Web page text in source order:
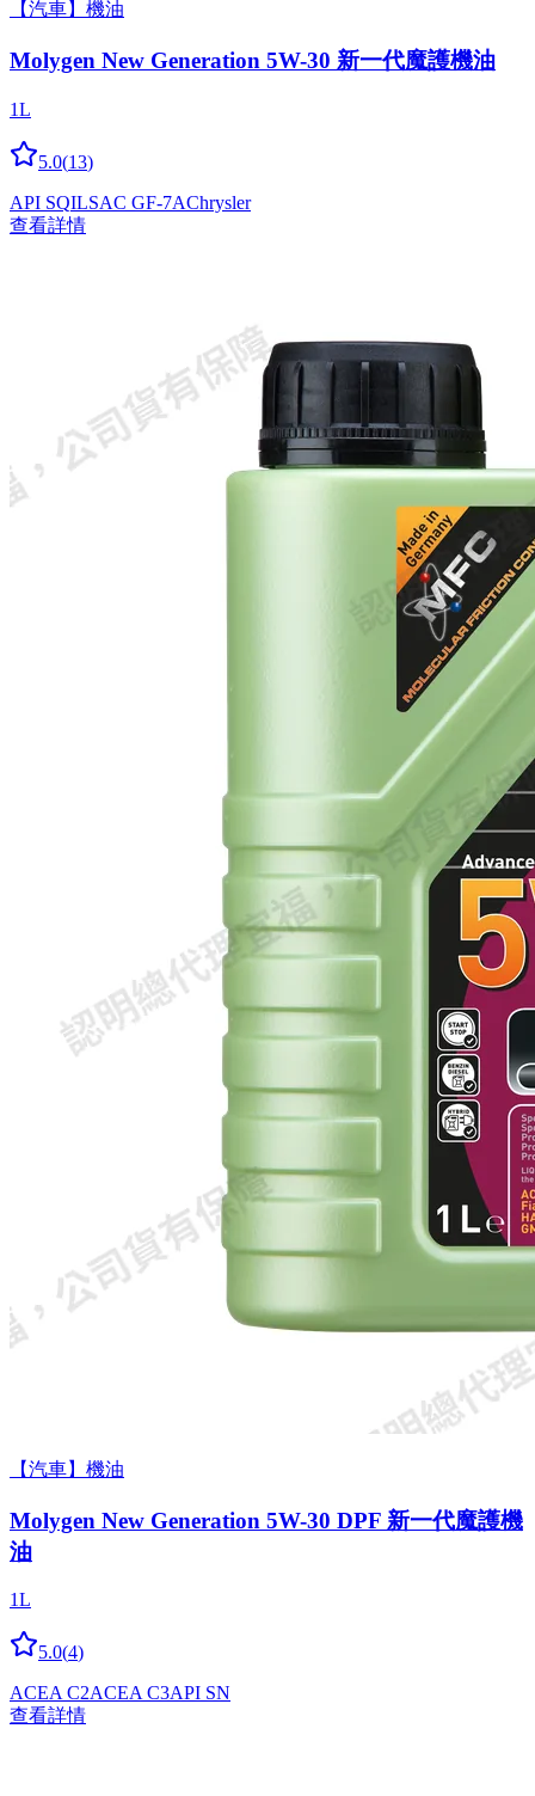
【汽車】機油
Molygen New Gener­a­tion 5W-30 新一代魔護機油
1L
5.0(13)
API SQILSAC GF-7AChrysler
查看詳情
【汽車】機油
Molygen New Gener­a­tion 5W-30 DPF 新一代魔護機
油
1L
5.0(4)
ACEA C2ACEA C3API SN
查看詳情